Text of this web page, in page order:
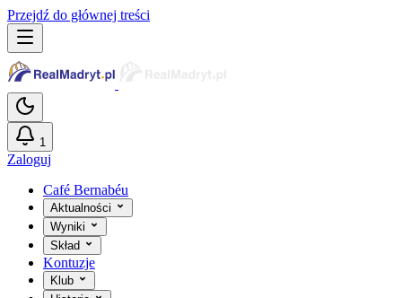
Przejdź do głównej treści
1
Zaloguj
Café Bernabéu
Aktualności
Wyniki
Skład
Kontuzje
Klub